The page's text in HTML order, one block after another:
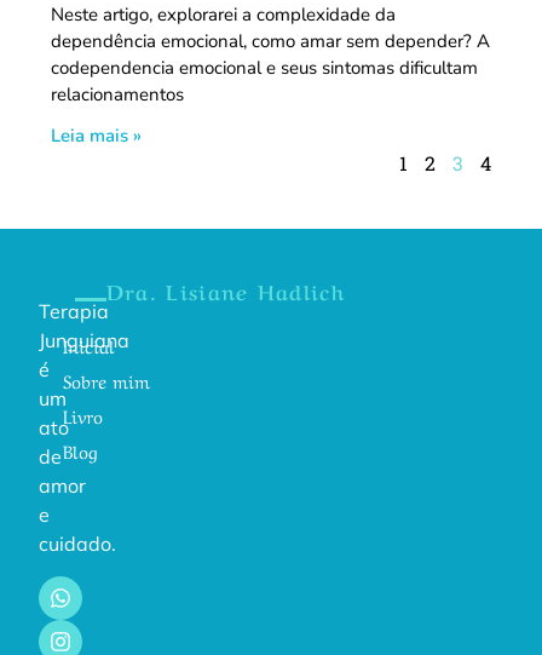
Neste artigo, explorarei a complexidade da
dependência emocional, como amar sem depender? A
codependencia emocional e seus sintomas dificultam
relacionamentos
Leia mais »
1 2 3 4
Terapia
Junguiana
é
um
ato
de
amor
e
cuidado.
Dra. Lisiane Hadlich
Inicial
Sobre mim
Livro
Blog